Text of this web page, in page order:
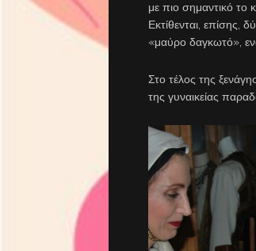
με πιο σημαντικό το
Εκτίθενται, επίσης,
«μαύρο δαγκωτό»,
Στο τέλος της
της γυναικείας